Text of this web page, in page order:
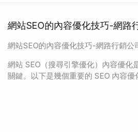
網站SEO的內容優化技巧-網路
網站SEO的內容優化技巧-網路行銷公
網站 SEO（搜尋引擎優化）內容優化
關鍵。以下是幾個重要的 SEO 內容優